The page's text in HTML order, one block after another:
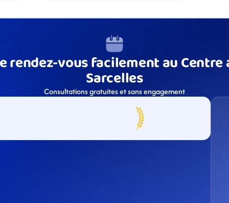
rendez-vous facilement au
Sarcelles
Consultations gratuites et sans engagement